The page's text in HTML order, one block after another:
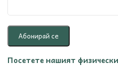
Посетете нашият